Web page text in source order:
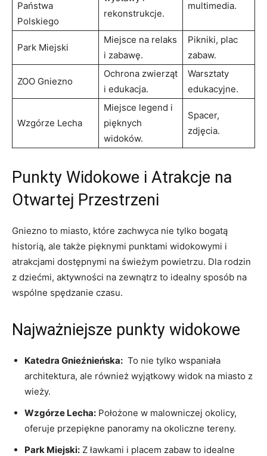
Państwa
Polskiego
rekonstrukcje.
multimedia.
Park Miejski
Miejsce ⁣na ⁣relaks
i zabawę.
Pikniki, plac​
zabaw.
ZOO Gniezno
Ochrona zwierząt
i edukacja.
Warsztaty
⁤edukacyjne.
Wzgórze Lecha
Miejsce⁤ legend i
pięknych
widoków.
Spacer,
zdjęcia.
Punkty Widokowe ⁤i Atrakcje na
Otwartej⁢ Przestrzeni
Gniezno to​ miasto, ‌które zachwyca nie tylko ⁢bogatą
historią, ale także‍ pięknymi punktami widokowymi i
atrakcjami‌ dostępnymi na świeżym‍ powietrzu. Dla rodzin​
z dziećmi, aktywności na zewnątrz to idealny sposób ‌na
wspólne spędzanie czasu.
Najważniejsze ​punkty widokowe
Katedra Gnieźnieńska: ‌ To nie​ tylko wspaniała
architektura, ale również ‌wyjątkowy widok na miasto‌ z
wieży.
Wzgórze ‌Lecha: ​Położone w malowniczej okolicy,
oferuje przepiękne panoramy na okoliczne tereny.
Park Miejski: Z ławkami i placem zabaw to idealne